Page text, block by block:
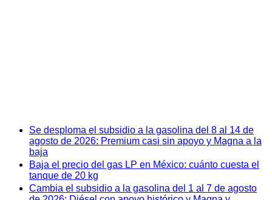
Se desploma el subsidio a la gasolina del 8 al 14 de
agosto de 2026: Premium casi sin apoyo y Magna a la
baja
Baja el precio del gas LP en México: cuánto cuesta el
tanque de 20 kg
Cambia el subsidio a la gasolina del 1 al 7 de agosto